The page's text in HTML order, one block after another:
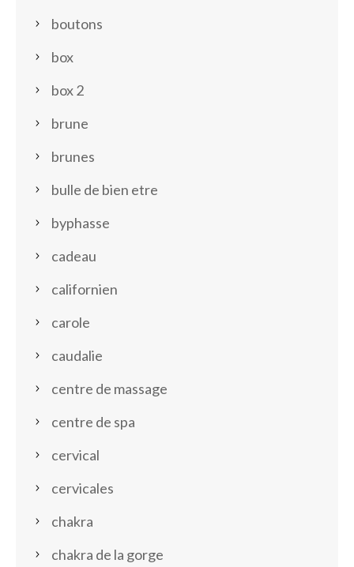
boutons
box
box 2
brune
brunes
bulle de bien etre
byphasse
cadeau
californien
carole
caudalie
centre de massage
centre de spa
cervical
cervicales
chakra
chakra de la gorge